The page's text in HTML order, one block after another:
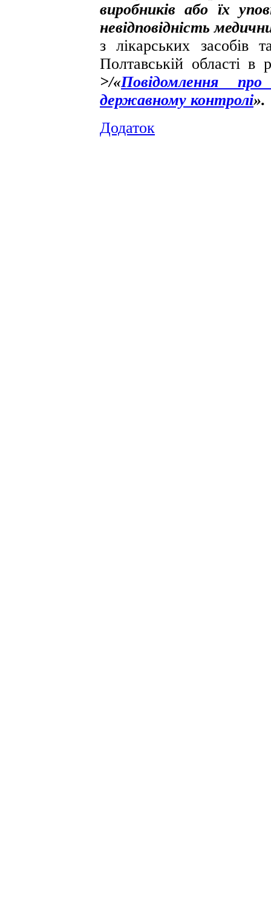
виробників або їх
невідповідність
з лікарських засобів
Полтавській області в
>/«Повідомлення
державному контролі».
Додаток